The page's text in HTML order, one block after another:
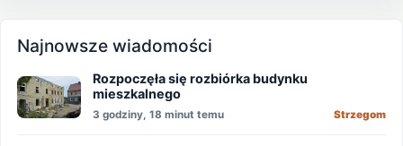
Najnowsze wiadomości
Rozpoczęła się rozbiórka budynku
mieszkalnego
3 godziny, 18 minut temu Strzegom